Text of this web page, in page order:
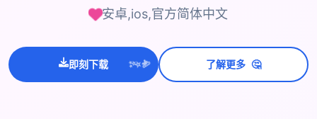
安卓,ios,官方简体中文
即刻下载 ✨
⭐💫 了解更多 🤔